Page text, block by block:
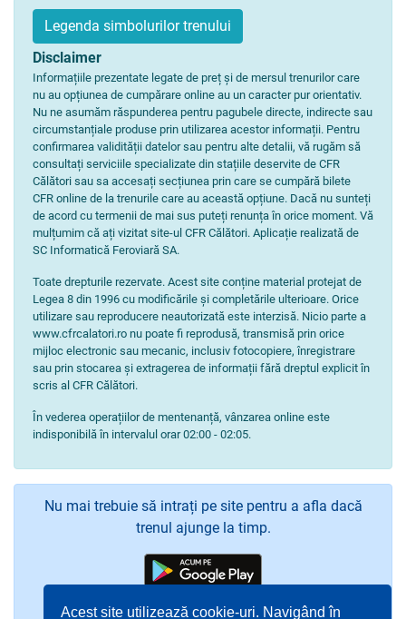
Acest site utilizează cookie-uri. Navigând în
Legenda simbolurilor trenului
Disclaimer
Informațiile prezentate legate de preț și de mersul trenurilor care
nu au opțiunea de cumpărare online au un caracter pur orientativ.
Nu ne asumăm răspunderea pentru pagubele directe, indirecte sau
circumstanțiale produse prin utilizarea acestor informații. Pentru
confirmarea validității datelor sau pentru alte detalii, vă rugăm să
consultați serviciile specializate din stațiile deservite de CFR
Călători sau sa accesați secțiunea prin care se cumpără bilete
CFR online de la trenurile care au această opțiune. Dacă nu sunteți
de acord cu termenii de mai sus puteți renunța în orice moment. Vă
mulțumim că ați vizitat site-ul CFR Călători. Aplicație realizată de
SC Informatică Feroviară SA.
Toate drepturile rezervate. Acest site conține material protejat de
Legea 8 din 1996 cu modificările și completările ulterioare. Orice
utilizare sau reproducere neautorizată este interzisă. Nicio parte a
www.cfrcalatori.ro nu poate fi reprodusă, transmisă prin orice
mijloc electronic sau mecanic, inclusiv fotocopiere, înregistrare
sau prin stocarea și extragerea de informații fără dreptul explicit în
scris al CFR Călători.
În vederea operațiilor de mentenanță, vânzarea online este
indisponibilă în intervalul orar 02:00 - 02:05.
Nu mai trebuie să intrați pe site pentru a afla dacă
trenul ajunge la timp.